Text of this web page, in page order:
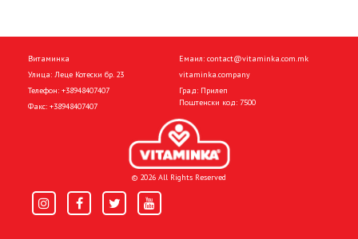
Витаминка
Улица: Леце Котески бр. 23
Телефон: +38948407407
Факс: +38948407407
Емаил: contact@vitaminka.com.mk
vitaminka.company
Град: Прилеп
Поштенски код: 7500
© 2026 All Rights Reserved